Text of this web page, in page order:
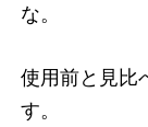
な。
使用前と見比
す。